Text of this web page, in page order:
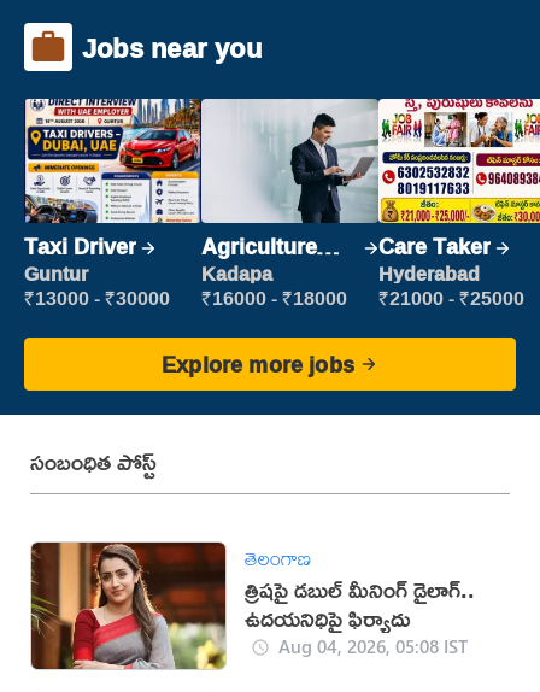
Jobs near you
Taxi Driver
Guntur
₹13000 - ₹30000
Agriculture
Labour
Kadapa
₹16000 - ₹18000
Care Taker
Hyderabad
₹21000 - ₹25000
Explore more jobs
సంబంధిత పోస్ట్
తెలంగాణ
త్రిషపై డబుల్ మీనింగ్ డైలాగ్..
ఉదయనిధిపై ఫిర్యాదు
Aug 04, 2026, 05:08 IST